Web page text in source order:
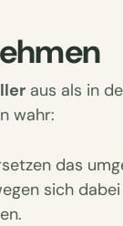
aus als in
wahr:
das
sich